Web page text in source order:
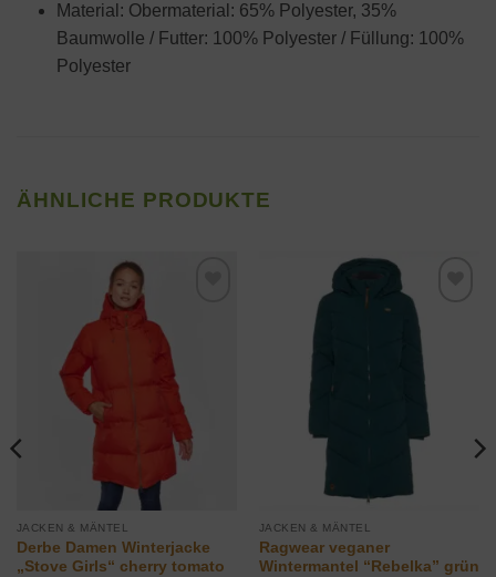
Material: Obermaterial: 65% Polyester, 35%
Baumwolle / Futter: 100% Polyester / Füllung: 100%
Polyester
ÄHNLICHE PRODUKTE
Wunschliste
hinzufügen
JACKEN & MÄNTEL
Derbe Damen Winterjacke
„Stove Girls“ cherry tomato
Zur
JACKEN & MÄNTEL
Ragwear veganer
Wintermantel “Rebelka” grün